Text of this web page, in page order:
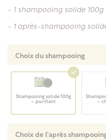
- 1 shampooing solide 100g
- 1 après-shampooing
Choix du shampooing
Shampooing solide 100g
– purifiant
–
Choix de l'après